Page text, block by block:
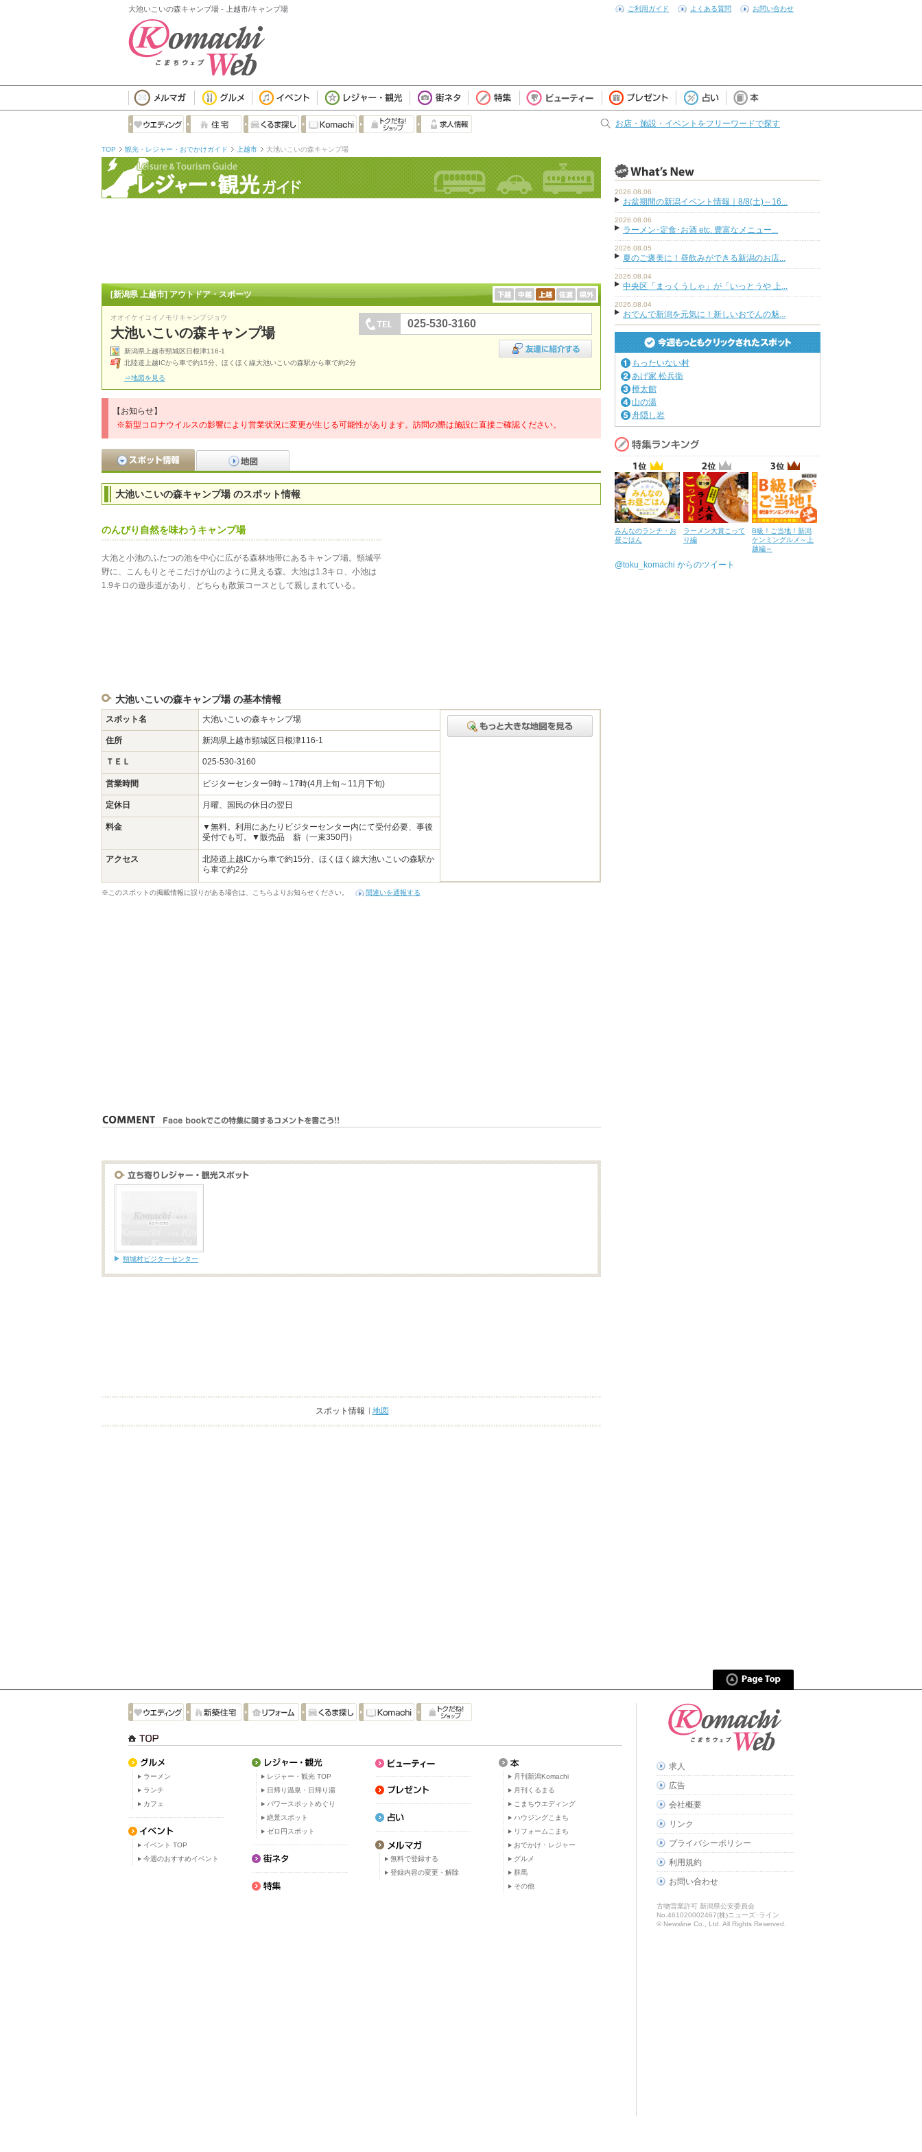
大池いこいの森キャンプ場 - 上越市/キャンプ場 ご利用ガイド よくある質問 お問い合わせ
お店・施設・イベントをフリーワードで探す
TOP 観光・レジャー・おでかけガイド 上越市 大池いこいの森キャンプ場
[新潟県 上越市] アウトドア・スポーツ
オオイケイコイノモリキャンプジョウ
大池いこいの森キャンプ場
新潟県上越市頸城区日根津116-1
北陸道上越ICから車で約15分、ほくほく線大池いこいの森駅から車で約2分
⇒地図を見る
025-530-3160
【お知らせ】
※新型コロナウイルスの影響により営業状況に変更が生じる可能性があります。訪問の際は施設に直接ご確認ください。
大池いこいの森キャンプ場 のスポット情報
のんびり自然を味わうキャンプ場
大池と小池のふたつの池を中心に広がる森林地帯にあるキャンプ場。頸城平
野に、こんもりとそこだけが山のように見える森。大池は1.3キロ、小池は
1.9キロの遊歩道があり、どちらも散策コースとして親しまれている。
大池いこいの森キャンプ場 の基本情報
スポット名 大池いこいの森キャンプ場
住所 新潟県上越市頸城区日根津116-1
ＴＥＬ 025-530-3160
営業時間 ビジターセンター9時～17時(4月上旬～11月下旬)
定休日 月曜、国民の休日の翌日
料金
▼無料。利用にあたりビジターセンター内にて受付必要、事後
受付でも可。▼販売品 薪（一束350円）
アクセス
北陸道上越ICから車で約15分、ほくほく線大池いこいの森駅か
ら車で約2分
※このスポットの掲載情報に誤りがある場合は、こちらよりお知らせください。 間違いを通報する
頸城村ビジターセンター
スポット情報 地図
2026.08.06
お盆期間の新潟イベント情報｜8/8(土)～16...
2026.08.06
ラーメン･定食･お酒 etc. 豊富なメニュー...
2026.08.05
夏のご褒美に！昼飲みができる新潟のお店...
2026.08.04
中央区「まっくうしゃ」が「いっとうや 上...
2026.08.04
おでんで新潟を元気に！新しいおでんの魅...
もったいない村
あげ家 松兵衛
樺太館
山の湯
舟隠し岩
みんなのランチ・お
昼ごはん
ラーメン大賞こって
り編
B級！ご当地！新潟
ケンミングルメ～上
越編～
@toku_komachi からのツイート
ラーメン
ランチ
カフェ
イベント TOP
今週のおすすめイベント
レジャー・観光 TOP
日帰り温泉・日帰り湯
パワースポットめぐり
絶景スポット
ゼロ円スポット
無料で登録する
登録内容の変更・解除
月刊新潟Komachi
月刊くるまる
こまちウエディング
ハウジングこまち
リフォームこまち
おでかけ・レジャー
グルメ
群馬
その他
求人
広告
会社概要
リンク
プライバシーポリシー
利用規約
お問い合わせ
古物営業許可 新潟県公安委員会
No.461020002467(株)ニューズ･ライン
© Newsline Co., Ltd. All Rights Reserved.